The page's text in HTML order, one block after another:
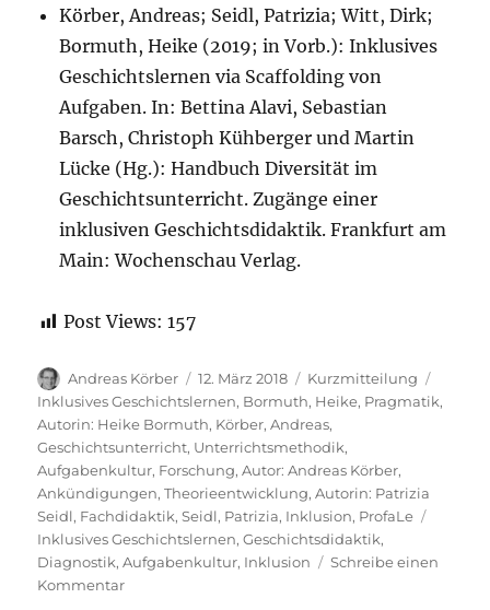
Körber, Andreas; Seidl, Patrizia; Witt, Dirk;
Bormuth, Heike (2019; in Vorb.): Inklusives
Geschichtslernen via Scaffolding von
Aufgaben. In: Bettina Alavi, Sebastian
Barsch, Christoph Kühberger und Martin
Lücke (Hg.): Handbuch Diversität im
Geschichtsunterricht. Zugänge einer
inklusiven Geschichtsdidaktik. Frankfurt am
Main: Wochenschau Verlag.
Post Views: 157
Autor
Andreas Körber
Veröffentlicht
am
12. März 2018 Format
Kurzmitteilung
Inklusives Geschichtslernen, Bormuth, Heike, Pragmatik,
Autorin: Heike Bormuth, Körber, Andreas,
Geschichtsunterricht, Unterrichtsmethodik,
Aufgabenkultur, Forschung,Autor: Andreas Körber,
Ankündigungen,Theorieentwicklung,Autorin: Patrizia
Seidl, Fachdidaktik,Seidl, Patrizia, Inklusion, ProfaLe
Inklusives Geschichtslernen,Geschichtsdidaktik,
Diagnostik,Aufgabenkultur, Inklusion
Schreibe einen
Kommentarzu